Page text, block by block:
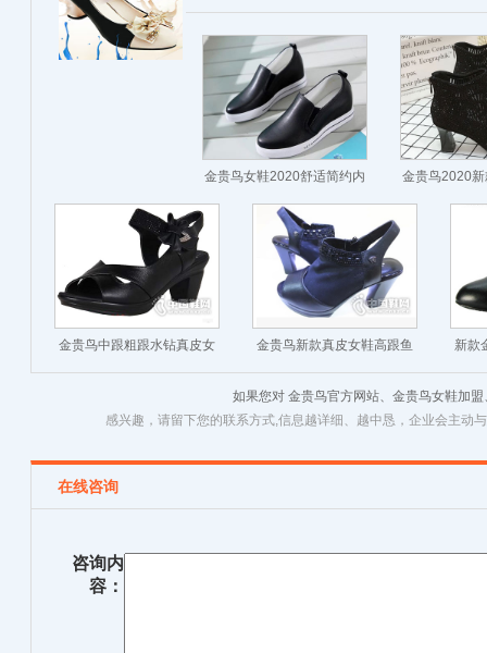
金贵鸟女鞋2020舒适简约内
增高圆头真皮休闲鞋
金贵鸟2020
纱镂空
金贵鸟中跟粗跟水钻真皮女
鞋凉鞋
金贵鸟新款真皮女鞋高跟鱼
嘴镂空网纱女凉鞋
新款
如果您对 金贵鸟官方网站、金贵鸟女鞋加
感兴趣，请留下您的联系方式,信息越详细、越中恳，企业会主动
在线咨询
咨询内
容：